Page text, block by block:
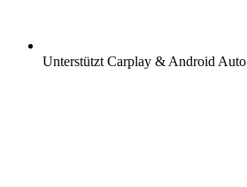
Unterstützt Carplay & Android Auto